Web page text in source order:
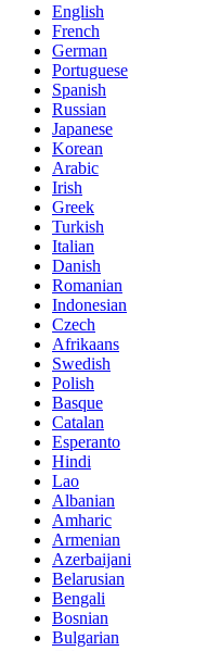
English
French
German
Portuguese
Spanish
Russian
Japanese
Korean
Arabic
Irish
Greek
Turkish
Italian
Danish
Romanian
Indonesian
Czech
Afrikaans
Swedish
Polish
Basque
Catalan
Esperanto
Hindi
Lao
Albanian
Amharic
Armenian
Azerbaijani
Belarusian
Bengali
Bosnian
Bulgarian